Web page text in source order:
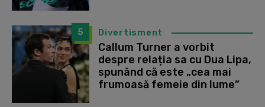
5 Divertisment
Callum Turner a vorbit
despre relația sa cu Dua Lipa,
spunând că este „cea mai
frumoasă femeie din lume”